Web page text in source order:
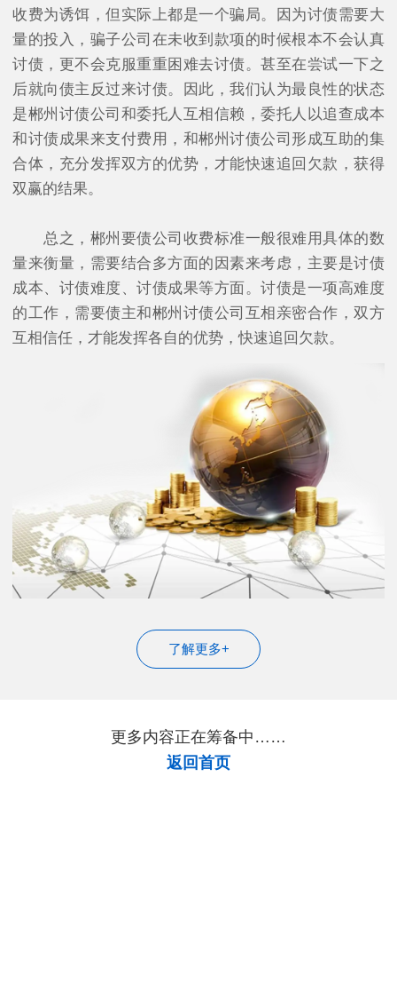
收费为诱饵，但实际上都是一个骗局。因为讨债需要大
量的投入，骗子公司在未收到款项的时候根本不会认真
讨债，更不会克服重重困难去讨债。甚至在尝试一下之
后就向债主反过来讨债。因此，我们认为最良性的状态
是郴州讨债公司和委托人互相信赖，委托人以追查成本
和讨债成果来支付费用，和郴州讨债公司形成互助的集
合体，充分发挥双方的优势，才能快速追回欠款，获得
双赢的结果。
总之，郴州要债公司收费标准一般很难用具体的数
量来衡量，需要结合多方面的因素来考虑，主要是讨债
成本、讨债难度、讨债成果等方面。讨债是一项高难度
的工作，需要债主和郴州讨债公司互相亲密合作，双方
互相信任，才能发挥各自的优势，快速追回欠款。
了解更多+
更多内容正在筹备中……
返回首页